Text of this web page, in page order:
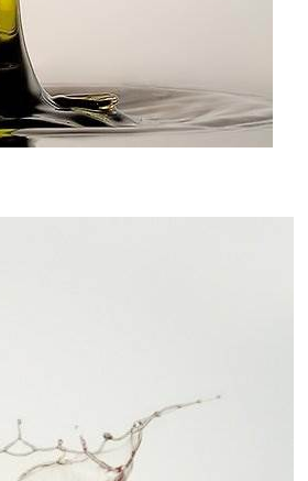
BREAKING NEWS ///